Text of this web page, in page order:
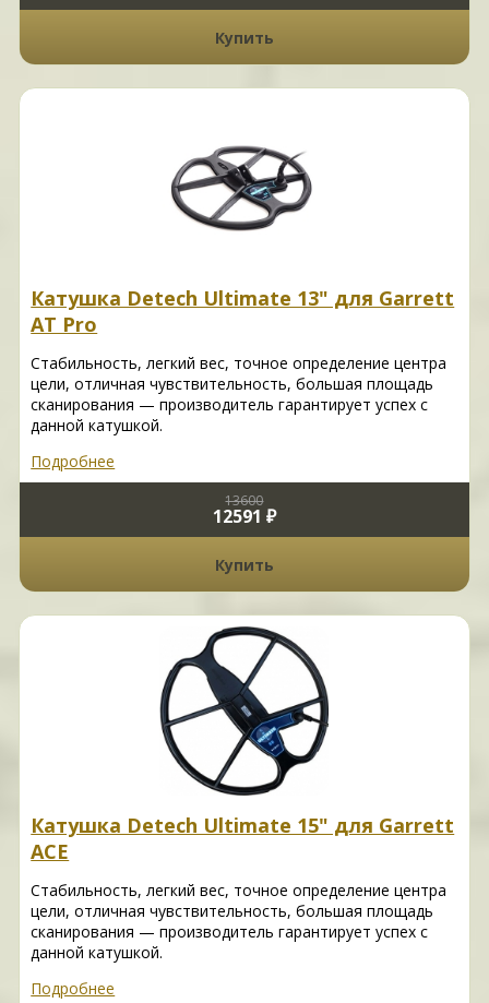
Купить
Катушка Detech Ultimate 13" для Garrett
AT Pro
Стабильность, легкий вес, точное определение центра
цели, отличная чувствительность, большая площадь
сканирования — производитель гарантирует успех с
данной катушкой.
Подробнее
13600
12591 ₽
Купить
Катушка Detech Ultimate 15" для Garrett
ACE
Стабильность, легкий вес, точное определение центра
цели, отличная чувствительность, большая площадь
сканирования — производитель гарантирует успех с
данной катушкой.
Подробнее